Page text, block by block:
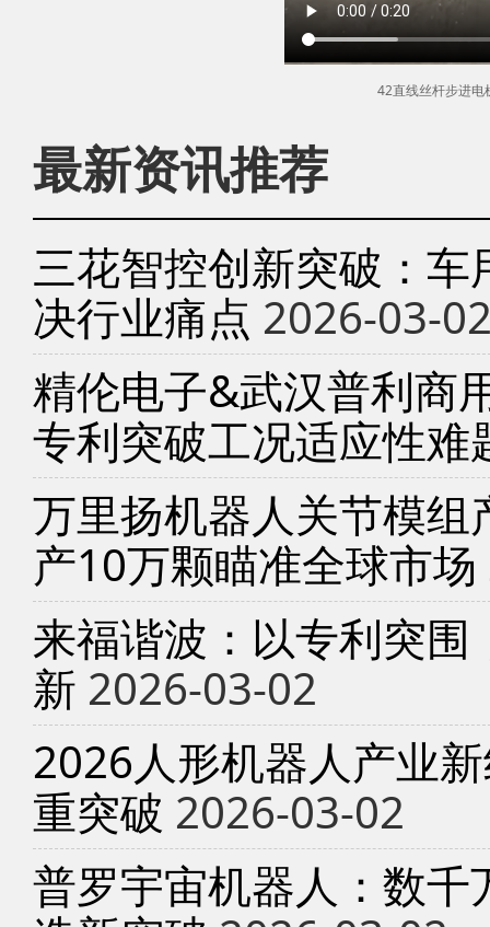
42直线丝杆步进电
最新资讯推荐
三花智控创新突破：
决行业痛点 2026-03-
精伦电子&武汉普利商
专利突破工况适应性难
万里扬机器人关节模
产10万颗瞄准全球市场
来福谐波：以专利突
新 2026-03-02
2026人形机器人产业
重突破 2026-03-02
普罗宇宙机器人：数